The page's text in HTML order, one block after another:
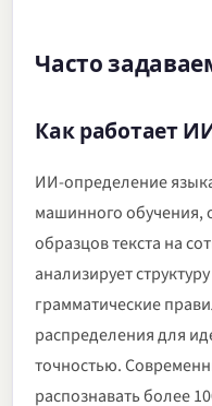
Часто
Как работает
ИИ-определение
машинного обучения,
образцов текста на
анализирует
грамматические
распределения для
точностью.
распознавать более